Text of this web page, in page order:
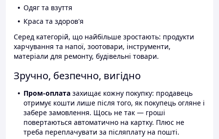
Одяг та взуття
Краса та здоров'я
Серед категорій, що найбільше зростають: продукти
харчування та напої, зоотовари, інструменти,
матеріали для ремонту, будівельні товари.
Зручно, безпечно, вигідно
Пром-оплата захищає кожну покупку: продавець
отримує кошти лише після того, як покупець огляне і
забере замовлення. Щось не так — гроші
повертаються автоматично на картку. Плюс не
треба переплачувати за післяплату на пошті.